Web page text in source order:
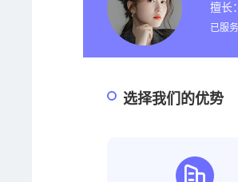
擅长
已服务
选择我们的优势